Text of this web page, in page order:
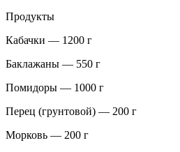
Продукты
Кабачки — 1200 г
Баклажаны — 550 г
Помидоры — 1000 г
Перец (грунтовой) — 200 г
Морковь — 200 г